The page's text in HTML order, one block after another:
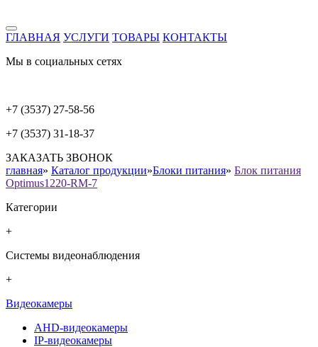
ГЛАВНАЯ УСЛУГИ ТОВАРЫ КОНТАКТЫ
Мы в социальных сетях
+7 (3537) 27-58-56
+7 (3537) 31-18-37
ЗАКАЗАТЬ ЗВОНОК
главная» Каталог продукции»Блоки питания» Блок питания
Optimus1220-RM-7
Категории
+
Системы видеонаблюдения
+
Видеокамеры
AHD-видеокамеры
IP-видеокамеры